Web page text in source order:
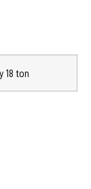
18 ton